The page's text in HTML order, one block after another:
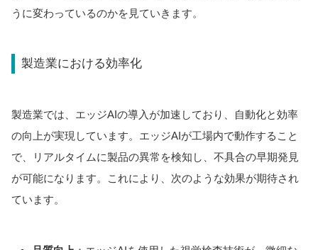
うに変わっているのかを見ていきます。
製造業における効率化
製造業では、エッジAIの導入が加速しており、自動化と効率
の向上が実現しています。エッジAIが工場内で動作すること
で、リアルタイムに製品の異常を検知し、不具合の早期発見
が可能になります。これにより、次のような効果が期待され
ています。